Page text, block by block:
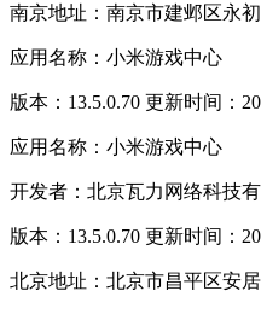
南京地址：南京市建邺区永
应用名称：小米游戏中心
版本：13.5.0.70 更新时间：
应用名称：小米游戏中心
开发者：北京瓦力网络科技
版本：13.5.0.70 更新时间：
北京地址：北京市昌平区安